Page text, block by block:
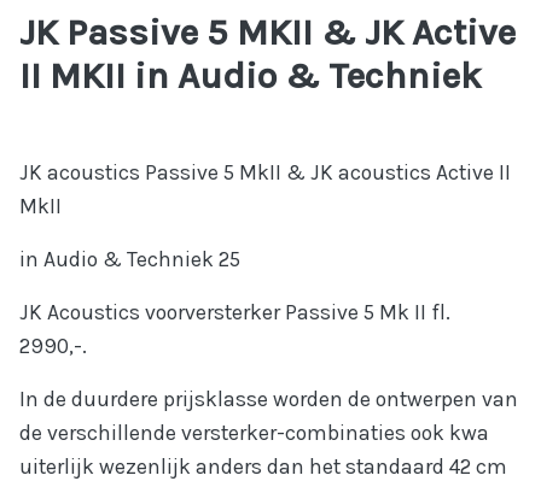
JK Passive 5 MKII & JK Active
II MKII in Audio & Techniek
JK acoustics Passive 5 MkII & JK acoustics Active II
MkII
in Audio & Techniek 25
JK Acoustics voorversterker Passive 5 Mk II fl.
2990,-.
In de duurdere prijsklasse worden de ontwerpen van
de verschillende versterker-combinaties ook kwa
uiterlijk wezenlijk anders dan het standaard 42 cm